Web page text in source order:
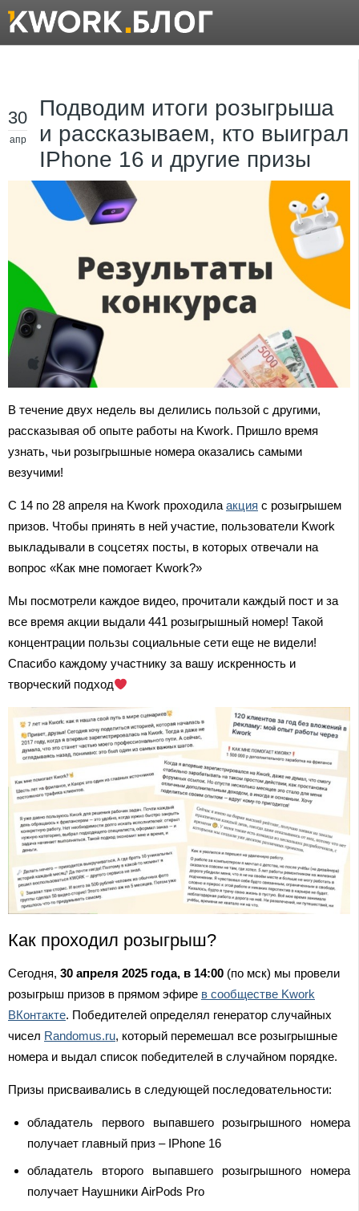
30
апр
Подводим итоги розыгрыша
и рассказываем, кто выиграл
IPhone 16 и другие призы
В течение двух недель вы делились пользой с другими,
рассказывая об опыте работы на Kwork. Пришло время
узнать, чьи розыгрышные номера оказались самыми
везучими!
С 14 по 28 апреля на Kwork проходила акция с розыгрышем
призов. Чтобы принять в ней участие, пользователи Kwork
выкладывали в соцсетях посты, в которых отвечали на
вопрос «Как мне помогает Kwork?»
Мы посмотрели каждое видео, прочитали каждый пост и за
все время акции выдали 441 розыгрышный номер! Такой
концентрации пользы социальные сети еще не видели!
Спасибо каждому участнику за вашу искренность и
творческий подход
Как проходил розыгрыш?
Сегодня, 30 апреля 2025 года, в 14:00 (по мск) мы провели
розыгрыш призов в прямом эфире в сообществе Kwork
ВКонтакте. Победителей определял генератор случайных
чисел Randomus.ru, который перемешал все розыгрышные
номера и выдал список победителей в случайном порядке.
Призы присваивались в следующей последовательности:
обладатель первого выпавшего розыгрышного номера
получает главный приз – IPhone 16
обладатель второго выпавшего розыгрышного номера
получает Наушники AirPods Pro